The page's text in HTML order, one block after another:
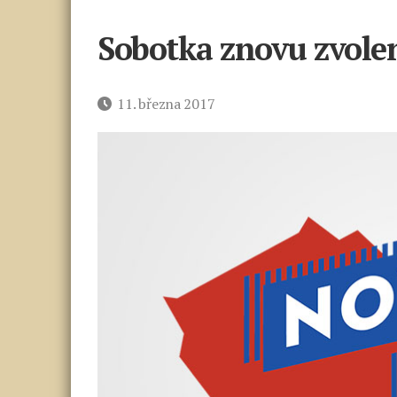
Sobotka znovu
Datum11. března 2017